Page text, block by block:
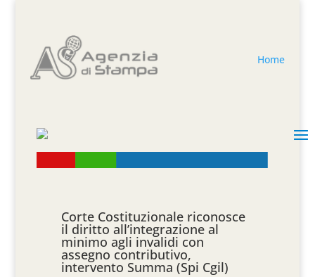
Home
Corte Costituzionale riconosce
il diritto all’integrazione al
minimo agli invalidi con
assegno contributivo,
intervento Summa (Spi Cgil)